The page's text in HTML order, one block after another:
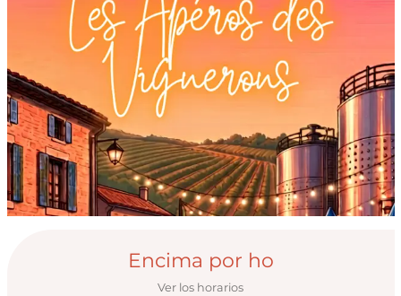
Horarios y datos
Encima por ho
Ver los horarios